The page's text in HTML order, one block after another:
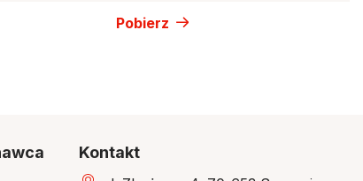
Pobierz
Kontakt